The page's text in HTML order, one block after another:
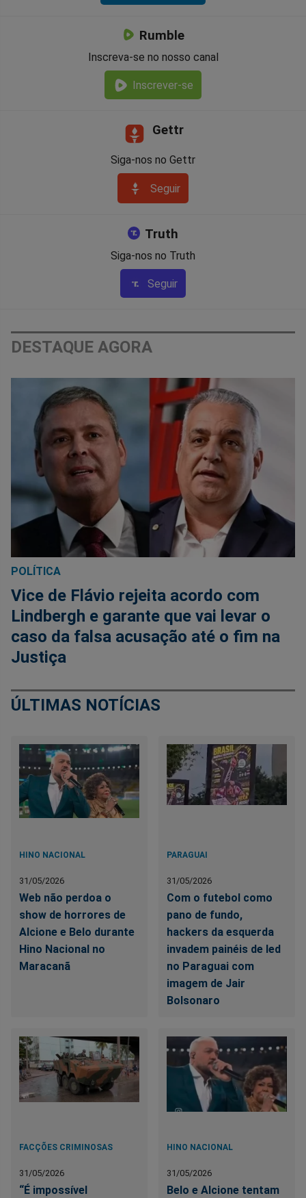
Rumble
Inscreva-se no nosso canal
Inscrever-se
Gettr
Siga-nos no Gettr
Seguir
Truth
Siga-nos no Truth
Seguir
DESTAQUE AGORA
POLÍTICA
Vice de Flávio rejeita acordo com
Lindbergh e garante que vai levar o
caso da falsa acusação até o fim na
Justiça
ÚLTIMAS NOTÍCIAS
HINO NACIONAL
31/05/2026
Web não perdoa o
show de horrores de
Alcione e Belo durante
Hino Nacional no
Maracanã
PARAGUAI
31/05/2026
Com o futebol como
pano de fundo,
hackers da esquerda
invadem painéis de led
no Paraguai com
imagem de Jair
Bolsonaro
FACÇÕES CRIMINOSAS
31/05/2026
“É impossível
HINO NACIONAL
31/05/2026
Belo e Alcione tentam